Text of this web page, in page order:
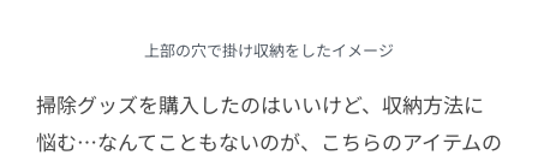
上部の穴で掛け収納をしたイメージ
掃除グッズを購入したのはいいけど、収納方法に
悩む…なんてこともないのが、こちらのアイテムの